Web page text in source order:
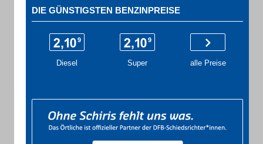
DIE GÜNSTIGSTEN BENZINPREISE
Diesel Super alle Preise